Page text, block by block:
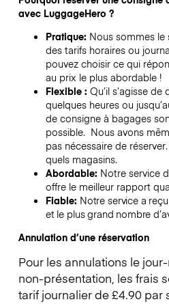
avec LuggageHero ?
Pratique: Nous sommes le
des tarifs horaires ou
pouvez choisir ce qui
au prix le plus abordable !
Flexible : Qu’il s’agisse
quelques heures ou
de consigne à bagages
possible. Nous avons
pas nécessaire de réserver.
quels magasins.
Abordable: Notre service
offre le meilleur rapport
Fiable: Notre service a
et le plus grand nombre
Annulation d’une réservation
Pour les annulations le
non-présentation, les frais
tarif journalier de £4.90 par